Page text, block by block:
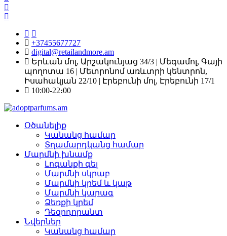
+37455677727
digital@retailandmore.am
Երևան մոլ, Արշակունյաց 34/3 | Մեգամոլ, Գայի
պողոտա 16 | Մետրոնոմ առևտրի կենտրոն,
Իսահակյան 22/10 | Էրեբունի մոլ, Էրեբունի 17/1
10:00-22։00
Օծանելիք
Կանանց համար
Տղամարդկանց համար
Մարմնի խնամք
Լոգանքի գել
Մարմնի սկրաբ
Մարմնի կրեմ և կաթ
Մարմնի կարագ
Ձեռքի կրեմ
Դեզոդորանտ
Նվերներ
Կանանց համար